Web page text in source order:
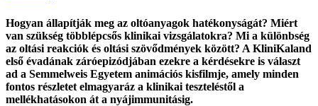
Hogyan állapítják meg az oltóanyagok hatékonyságát? Miért
van szükség többlépcsős klinikai vizsgálatokra? Mi a különbség
az oltási reakciók és oltási szövődmények között? A KliniKaland
első évadának záróepizódjában ezekre a kérdésekre is választ
ad a Semmelweis Egyetem animációs kisfilmje, amely minden
fontos részletet elmagyaráz a klinikai teszteléstől a
mellékhatásokon át a nyájimmunitásig.